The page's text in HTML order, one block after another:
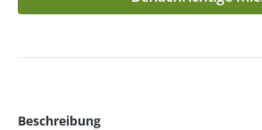
Beschreibung